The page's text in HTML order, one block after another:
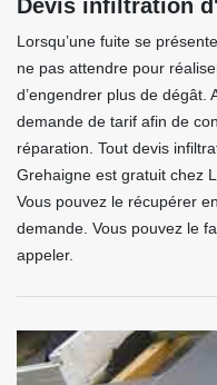
Devis infiltration
Lorsqu’une fuite se
ne pas attendre pour
d’engendrer plus de dégât.
demande de tarif afin de
réparation. Tout devis
Grehaigne est gratuit chez
Vous pouvez le récupérer
demande. Vous pouvez le
appeler.